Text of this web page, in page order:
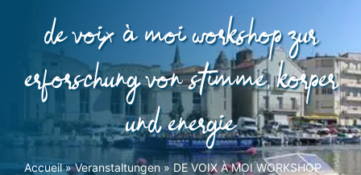
de voix à moi workshop zur
erforschung von stimme, körper
und energie
Accueil»Veranstaltungen» DE VOIX À MOI WORKSHOP